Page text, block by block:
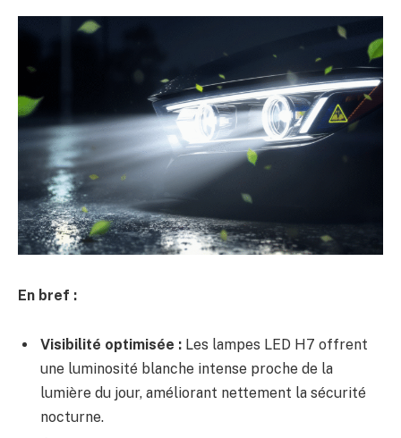
En bref :
Visibilité optimisée : Les lampes LED H7 offrent
une luminosité blanche intense proche de la
lumière du jour, améliorant nettement la sécurité
nocturne.